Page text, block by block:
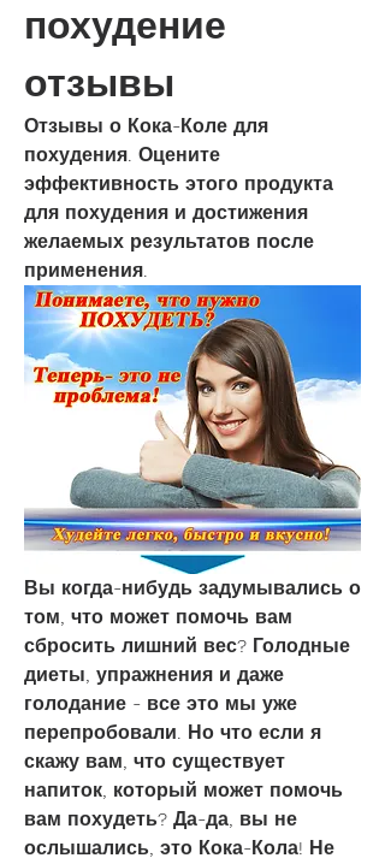
похудение
отзывы
Отзывы о Кока-Коле для
похудения. Оцените
эффективность этого продукта
для похудения и достижения
желаемых результатов после
применения.
Вы когда-нибудь задумывались о
том, что может помочь вам
сбросить лишний вес? Голодные
диеты, упражнения и даже
голодание - все это мы уже
перепробовали. Но что если я
скажу вам, что существует
напиток, который может помочь
вам похудеть? Да-да, вы не
ослышались, это Кока-Кола! Не